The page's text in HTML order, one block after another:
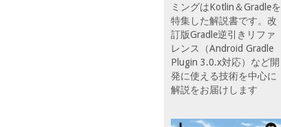
ミングはKotlin＆Gradleを
特集した解説書です。改
訂版Gradle逆引きリファ
レンス（Android Gradle
Plugin 3.0.x対応）など開
発に使える技術を中心に
解説をお届けします